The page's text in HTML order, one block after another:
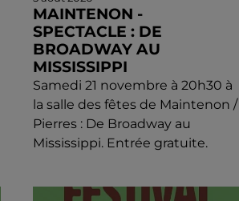
MAINTENON -
SPECTACLE : DE
BROADWAY AU
MISSISSIPPI
Samedi 21 novembre à 20h30 à
la salle des fêtes de Maintenon /
Pierres : De Broadway au
Mississippi. Entrée gratuite.